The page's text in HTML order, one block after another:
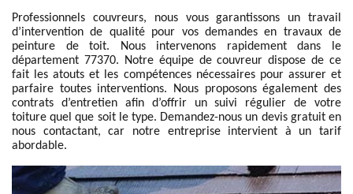
Professionnels couvreurs, nous vous garantissons un travail
d’intervention de qualité pour vos demandes en travaux de
peinture de toit. Nous intervenons rapidement dans le
département 77370. Notre équipe de couvreur dispose de ce
fait les atouts et les compétences nécessaires pour assurer et
parfaire toutes interventions. Nous proposons également des
contrats d’entretien afin d’offrir un suivi régulier de votre
toiture quel que soit le type. Demandez-nous un devis gratuit en
nous contactant, car notre entreprise intervient à un tarif
abordable.